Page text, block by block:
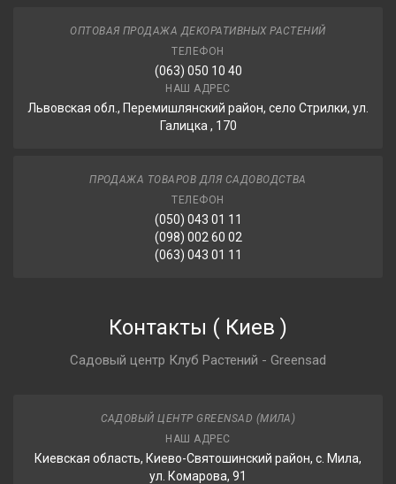
ОПТОВАЯ ПРОДАЖА ДЕКОРАТИВНЫХ РАСТЕНИЙ
ТЕЛЕФОН
(063) 050 10 40
НАШ АДРЕС
Львовская обл., Перемишлянский район, село Стрилки, ул.
Галицка , 170
ПРОДАЖА ТОВАРОВ ДЛЯ САДОВОДСТВА
ТЕЛЕФОН
(050) 043 01 11
(098) 002 60 02
(063) 043 01 11
Контакты ( Киев )
Садовый центр Клуб Растений - Greensad
САДОВЫЙ ЦЕНТР GREENSAD (МИЛА)
НАШ АДРЕС
Киевская область, Киево-Святошинский район, с. Мила,
ул. Комарова, 91